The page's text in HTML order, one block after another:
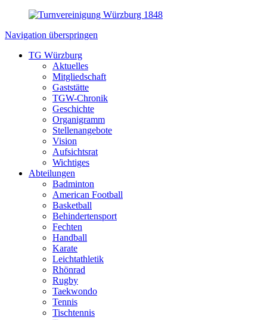
Navigation überspringen
TG Würzburg
Aktuelles
Mitgliedschaft
Gaststätte
TGW-Chronik
Geschichte
Organigramm
Stellenangebote
Vision
Aufsichtsrat
Wichtiges
Abteilungen
Badminton
American Football
Basketball
Behindertensport
Fechten
Handball
Karate
Leichtathletik
Rhönrad
Rugby
Taekwondo
Tennis
Tischtennis